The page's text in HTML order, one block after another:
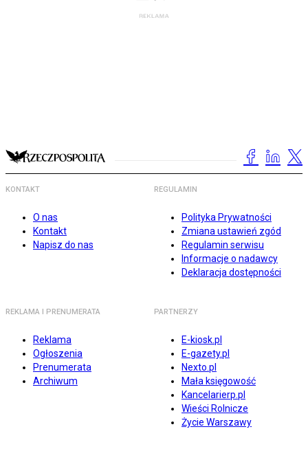
KONTAKT
O nas
Kontakt
Napisz do nas
REGULAMIN
Polityka Prywatności
Zmiana ustawień zgód
Regulamin serwisu
Informacje o nadawcy
Deklaracja dostępności
REKLAMA I PRENUMERATA
Reklama
Ogłoszenia
Prenumerata
Archiwum
PARTNERZY
E-kiosk.pl
E-gazety.pl
Nexto.pl
Mała księgowość
Kancelarierp.pl
Wieści Rolnicze
Życie Warszawy